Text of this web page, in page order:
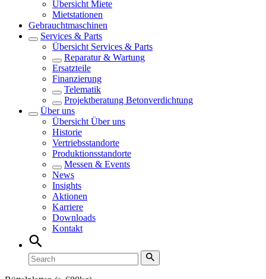
Übersicht Miete
Mietstationen
Gebrauchtmaschinen
Services & Parts
Übersicht Services & Parts
Reparatur & Wartung
Ersatzteile
Finanzierung
Telematik
Projektberatung Betonverdichtung
Über uns
Übersicht Über uns
Historie
Vertriebsstandorte
Produktionsstandorte
Messen & Events
News
Insights
Aktionen
Karriere
Downloads
Kontakt